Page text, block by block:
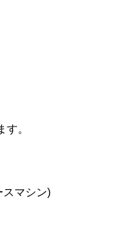
。
マシン)